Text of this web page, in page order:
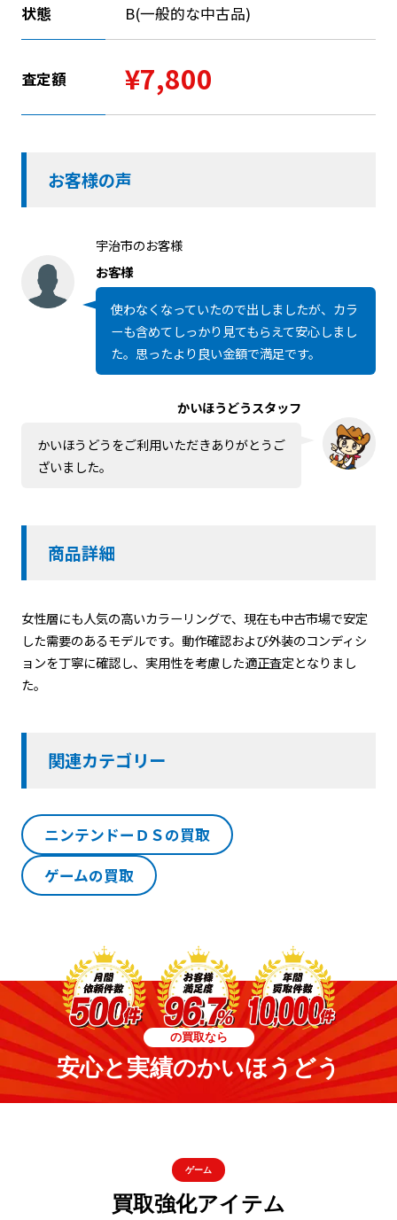
状態 B(一般的な中古品)
査定額 ¥7,800
お客様の声
宇治市のお客様
お客様
使わなくなっていたので出しましたが、カラ
ーも含めてしっかり見てもらえて安心しまし
た。思ったより良い金額で満足です。
かいほうどうスタッフ
かいほうどうをご利用いただきありがとうご
ざいました。
商品詳細
女性層にも人気の高いカラーリングで、現在も中古市場で安定
した需要のあるモデルです。動作確認および外装のコンディシ
ョンを丁寧に確認し、実用性を考慮した適正査定となりまし
た。
関連カテゴリー
ニンテンドーＤＳの買取
ゲームの買取
の買取なら
安心と実績のかいほうどう
ゲーム
買取強化アイテム